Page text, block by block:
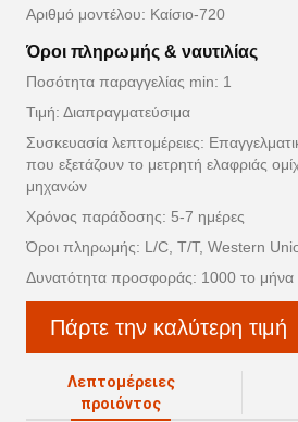
Αριθμό μοντέλου: Καίσιο-720
Όροι πληρωμής & ναυτιλίας
Ποσότητα παραγγελίας min: 1
Τιμή: Διαπραγματεύσιμα
Συσκευασία λεπτομέρειες:
που εξετάζουν το μετρητή ελαφριάς
μηχανών
Χρόνος παράδοσης: 5-7 ημέρες
Όροι πληρωμής: L/C, T/T, Western
Δυνατότητα προσφοράς: 1000 το μήνα
Πάρτε την καλύτερη τιμή
Λεπτομέρειες
προιόντος